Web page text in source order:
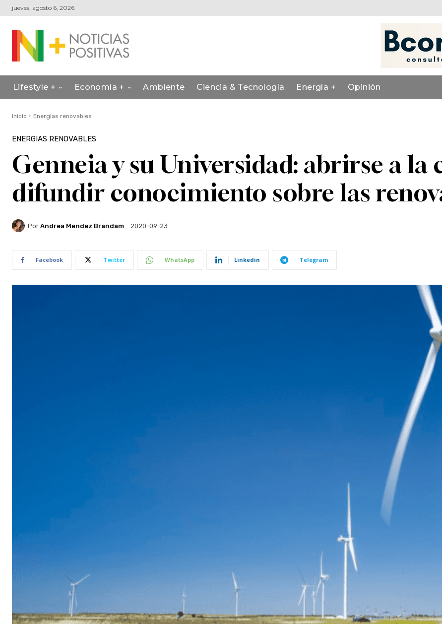
jueves, agosto 6, 2026
Lifestyle + Economía + Ambiente Ciencia & Tecnología Energía + Opinión
Inicio Energias renovables
ENERGIAS RENOVABLES
Genneia y su Universidad: abrirse a
difundir conocimiento sobre las
Por Andrea Mendez Brandam 2020-09-23
Facebook Twitter WhatsApp Linkedin Telegram